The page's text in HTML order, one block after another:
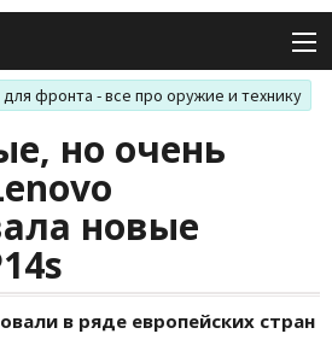
фронта - все про оружие и технику
но очень
новые
в ряде европейских стран